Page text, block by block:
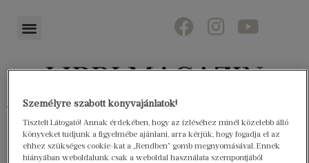
Könyvektől az olvasókig
Személyre szabott könyvajánlatok!
Tisztelt Látogató! Annak érdekében, hogy az ízléséhez minél közelebb álló
könyveket tudjunk a figyelmébe ajánlani, arra kérjük, hogy fogadja el az
ehhez szükséges cookie-kat a „Rendben” gomb megnyomásával. Ennek
hiányában weboldalunk csak a weboldal használata szempontjából